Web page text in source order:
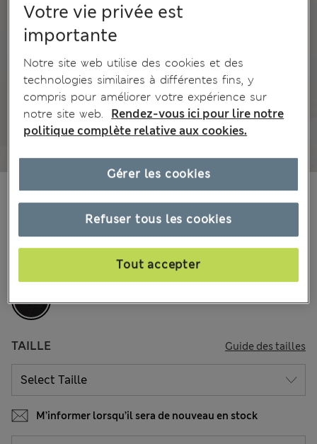
5 les commentaires reçus
€52,00 Tous les prix incluent les taxes et les frais de douanes
COULEUR: Noir Assorti
TAILLE Guide des tailles
M’informer lorsqu’il sera de nouveau en stock
Votre vie privée est
importante
Notre site web utilise des cookies et des
technologies similaires à différentes fins, y
compris pour améliorer votre expérience sur
notre site web.
Rendez-vous ici pour lire notre
politique complète relative aux cookies.
Refuser tous les cookies
Tout accepter
Gérer les cookies